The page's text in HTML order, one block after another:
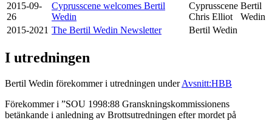
2015-09-
26
Cyprusscene welcomes Bertil
Wedin
Cyprusscene
Chris Elliot
Bertil
Wedin
2015-2021 The Bertil Wedin Newsletter Bertil Wedin
I utredningen
Bertil Wedin förekommer i utredningen underAvsnitt:HBB
Förekommer i ”SOU 1998:88 Granskningskommissionens
betänkande i anledning av Brottsutredningen efter mordet på